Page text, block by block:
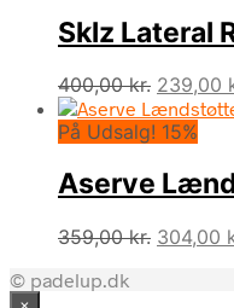
179,00
Sklz Lateral
400,00kr. Den
pris
400,00
239,00
På Udsalg! 15%
Aserve
359,00kr. Den
304,00
© padelup.dk
×